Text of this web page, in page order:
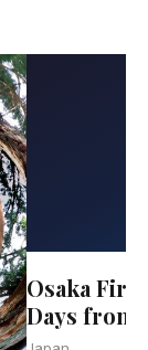
Osaka
Days from